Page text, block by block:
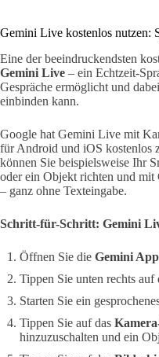
Gemini Live kostenlos nutzen:
Eine der beeindruckendsten
Gemini Live – ein Echtzeit-
Gespräche ermöglicht und
einbinden kann.
Google hat Gemini Live mit
für Android und iOS kostenlos
können Sie beispielsweise Ihr
oder ein Objekt richten und mit
– ganz ohne Texteingabe.
Schritt-für-Schritt: Gemini
Öffnen Sie die Gemini App
Tippen Sie unten rechts auf
Starten Sie ein
Tippen Sie auf das
hinzuzuschalten und ein